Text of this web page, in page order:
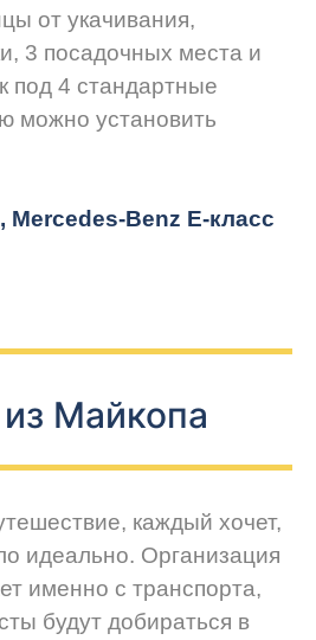
от укачивания,
3 посадочных места и
под 4 стандартные
можно установить
Mercedes-Benz E-класс
Майкопа
каждый хочет,
идеально. Организация
именно с транспорта,
будут добираться в